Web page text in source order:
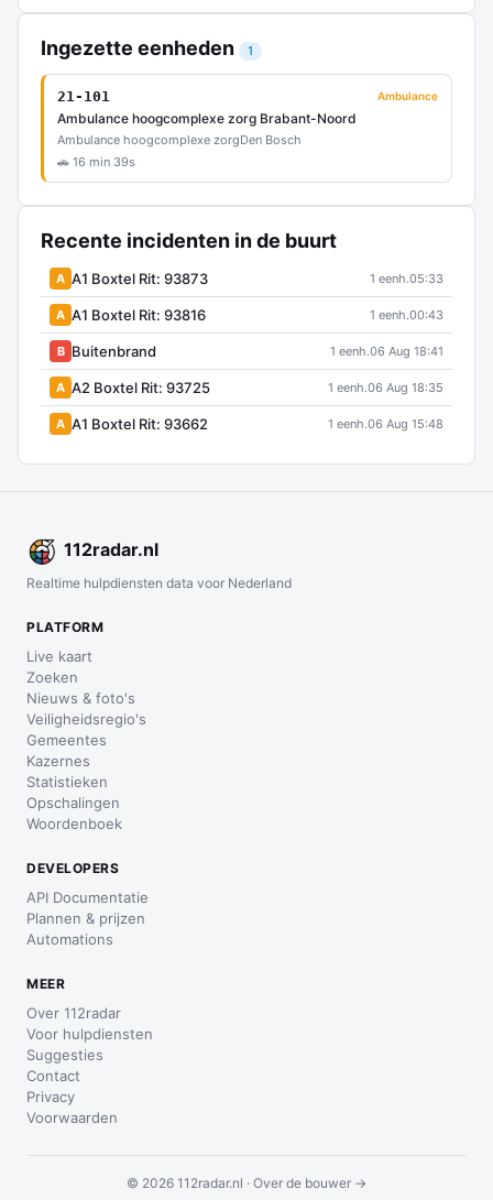
Ingezette eenheden 1
21-101 Ambulance
Ambulance hoogcomplexe zorg Brabant-Noord
Ambulance hoogcomplexe zorgDen Bosch
🚗 16 min 39s
Recente incidenten in de buurt
A A1 Boxtel Rit: 93873 1 eenh.05:33
A A1 Boxtel Rit: 93816 1 eenh.00:43
B Buitenbrand 1 eenh.06 Aug 18:41
A A2 Boxtel Rit: 93725 1 eenh.06 Aug 18:35
A A1 Boxtel Rit: 93662 1 eenh.06 Aug 15:48
112radar.nl
Realtime hulpdiensten data voor Nederland
PLATFORM
Live kaart
Zoeken
Nieuws & foto's
Veiligheidsregio's
Gemeentes
Kazernes
Statistieken
Opschalingen
Woordenboek
DEVELOPERS
API Documentatie
Plannen & prijzen
Automations
MEER
Over 112radar
Voor hulpdiensten
Suggesties
Contact
Privacy
Voorwaarden
© 2026 112radar.nl · Over de bouwer →